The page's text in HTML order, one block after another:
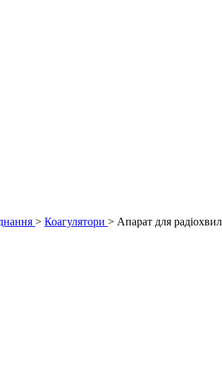
> Коагулятори > Апарат для